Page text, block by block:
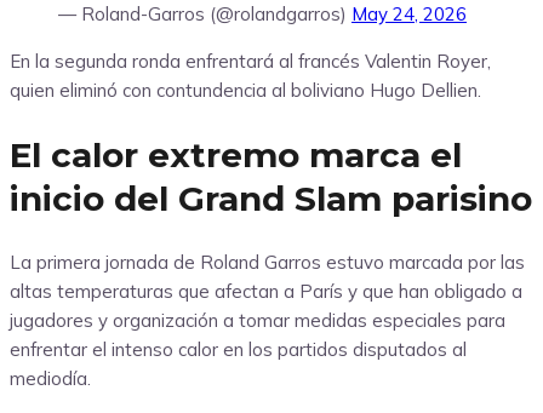
— Roland-Garros (@rolandgarros) May 24, 2026
En la segunda ronda enfrentará al francés Valentin Royer,
quien eliminó con contundencia al boliviano Hugo Dellien.
El calor extremo marca el
inicio del Grand Slam parisino
La primera jornada de Roland Garros estuvo marcada por las
altas temperaturas que afectan a París y que han obligado a
jugadores y organización a tomar medidas especiales para
enfrentar el intenso calor en los partidos disputados al
mediodía.